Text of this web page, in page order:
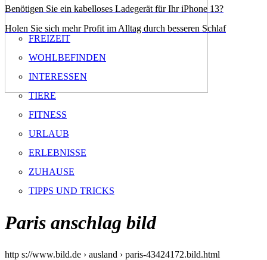
Benötigen Sie ein kabelloses Ladegerät für Ihr iPhone 13?
Holen Sie sich mehr Profit im Alltag durch besseren Schlaf
FREIZEIT
WOHLBEFINDEN
INTERESSEN
TIERE
FITNESS
URLAUB
ERLEBNISSE
ZUHAUSE
TIPPS UND TRICKS
Paris anschlag bild
http s://www.bild.de › ausland › paris-43424172.bild.html